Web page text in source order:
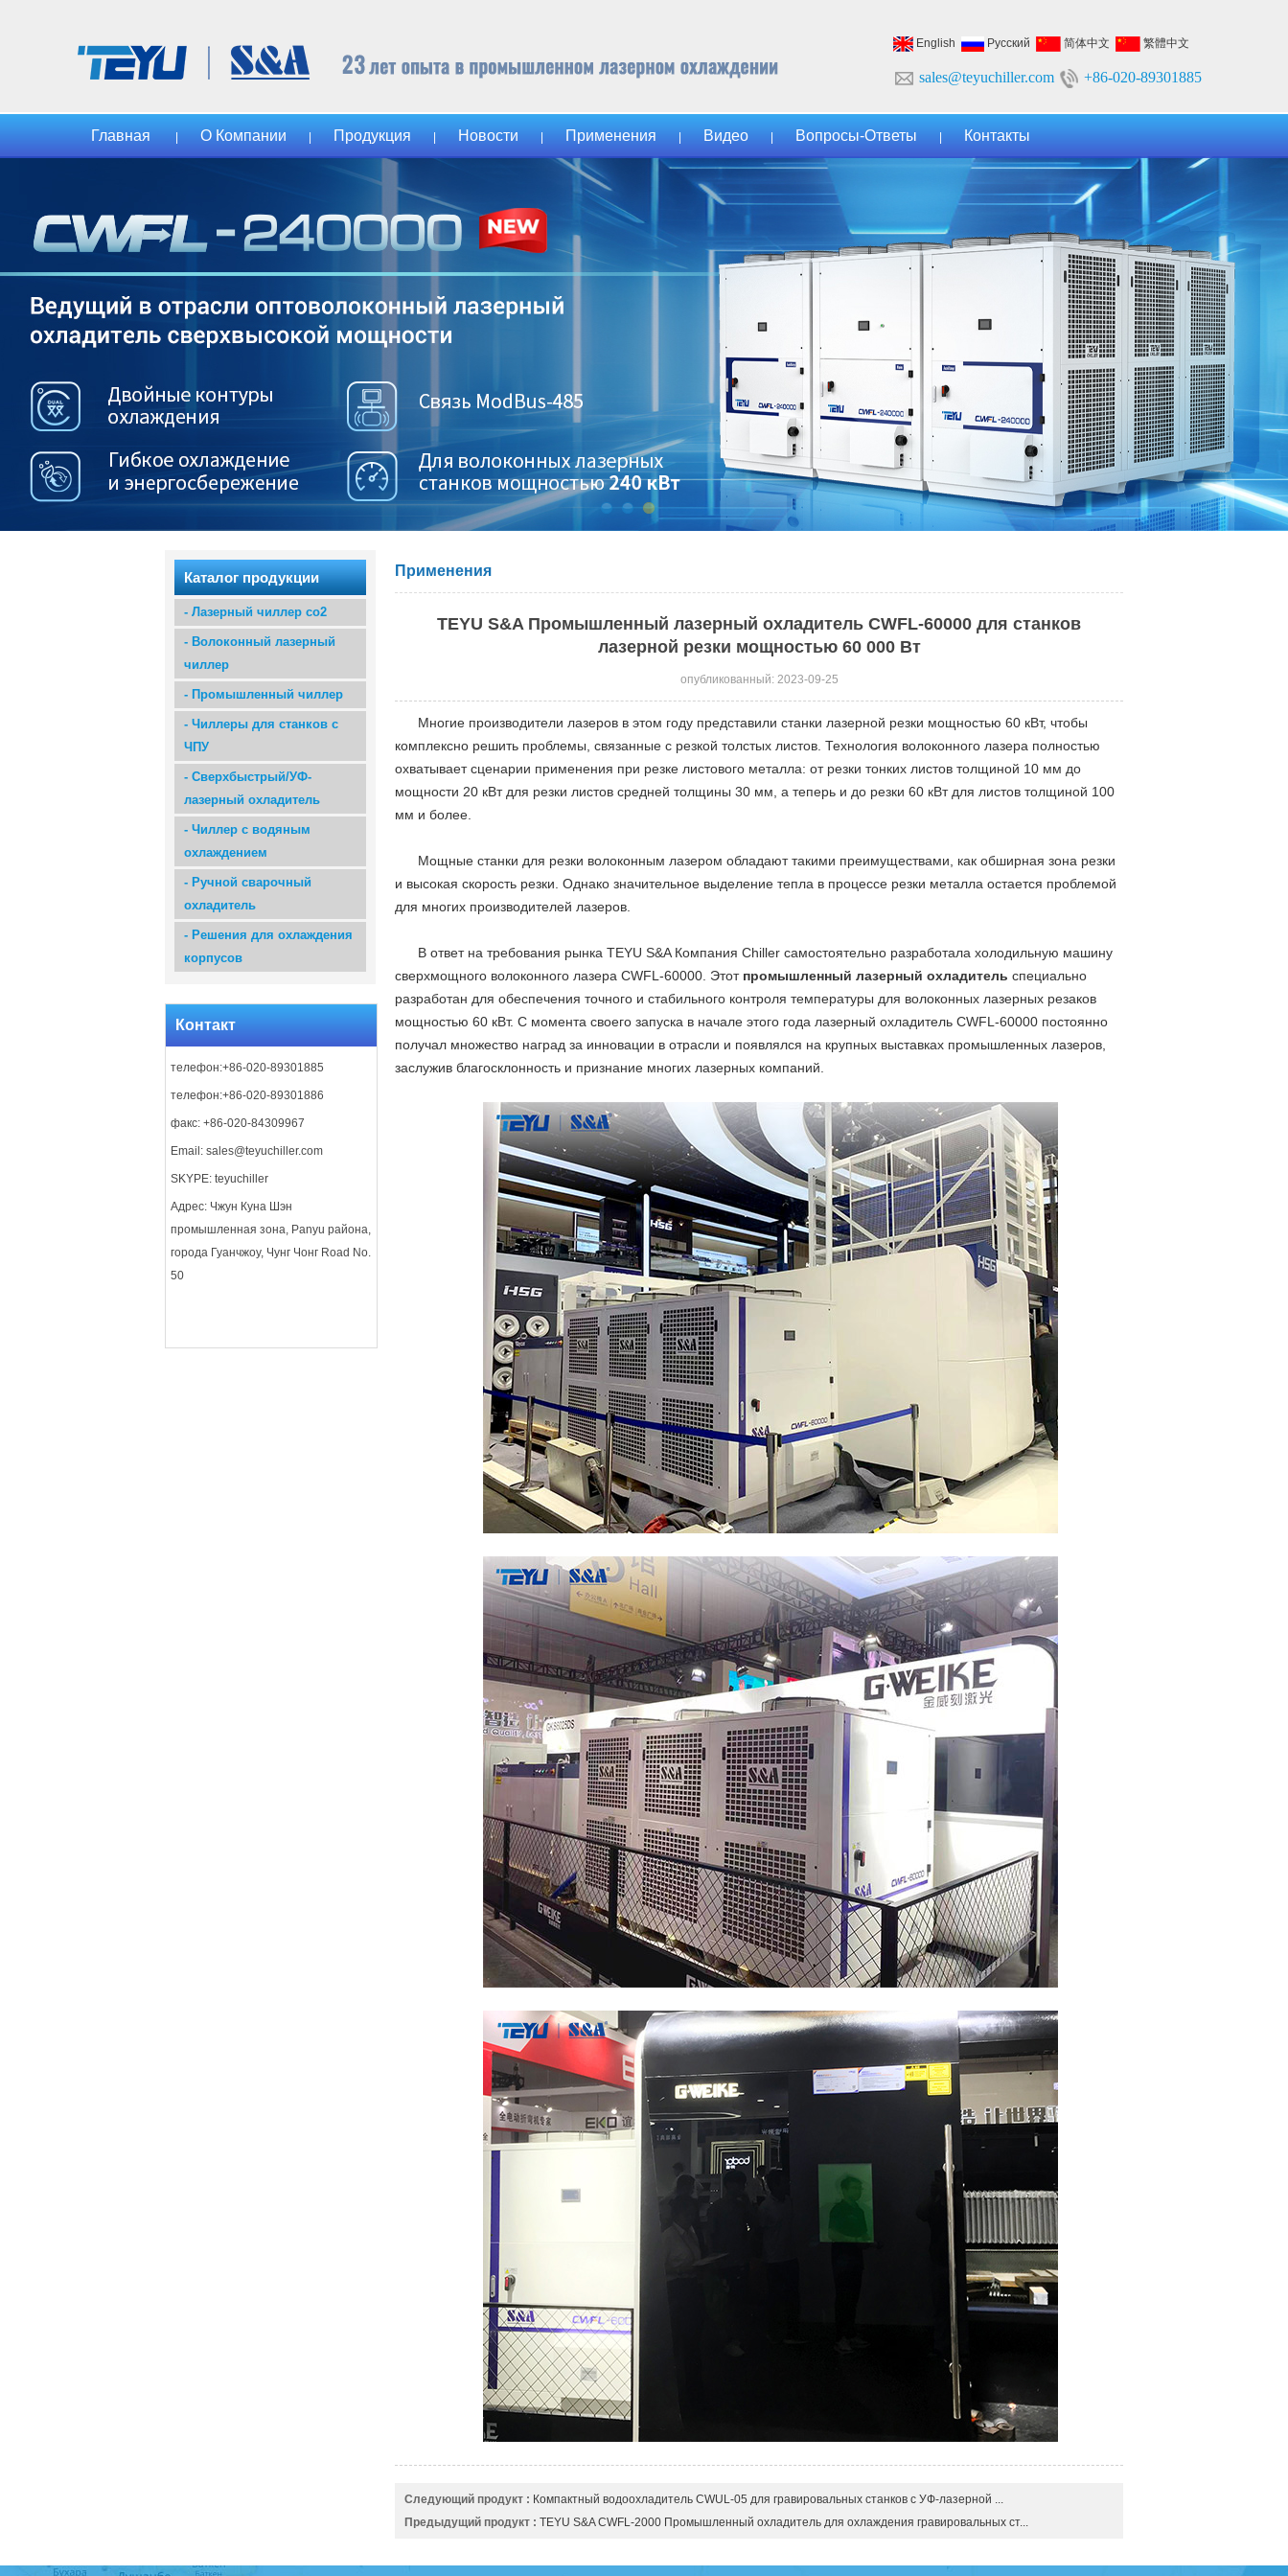
English Русский 简体中文 繁體中文
sales@teyuchiller.com +86-020-89301885
Главная О Компании Продукция Новости Применения Видео Вопросы-Ответы Контакты
Каталог продукции
- Лазерный чиллер co2
- Волоконный лазерный
чиллер
- Промышленный чиллер
- Чиллеры для станков с
ЧПУ
- Сверхбыстрый/УФ-
лазерный охладитель
- Чиллер с водяным
охлаждением
- Ручной сварочный
охладитель
- Решения для охлаждения
корпусов
Контакт
телефон:+86-020-89301885
телефон:+86-020-89301886
факс: +86-020-84309967
Email: sales@teyuchiller.com
SKYPE: teyuchiller
Адрес: Чжун Куна Шэн
промышленная зона, Panyu района,
города Гуанчжоу, Чунг Чонг Road No.
50
Применения
TEYU S&A Промышленный лазерный охладитель CWFL-60000 для станков
лазерной резки мощностью 60 000 Вт
опубликованный: 2023-09-25
Многие производители лазеров в этом году представили станки лазерной резки мощностью 60 кВт, чтобы
комплексно решить проблемы, связанные с резкой толстых листов. Технология волоконного лазера полностью
охватывает сценарии применения при резке листового металла: от резки тонких листов толщиной 10 мм до
мощности 20 кВт для резки листов средней толщины 30 мм, а теперь и до резки 60 кВт для листов толщиной 100
мм и более.
Мощные станки для резки волоконным лазером обладают такими преимуществами, как обширная зона резки
и высокая скорость резки. Однако значительное выделение тепла в процессе резки металла остается проблемой
для многих производителей лазеров.
В ответ на требования рынка TEYU S&A Компания Chiller самостоятельно разработала холодильную машину
сверхмощного волоконного лазера CWFL-60000. Этот промышленный лазерный охладитель специально
разработан для обеспечения точного и стабильного контроля температуры для волоконных лазерных резаков
мощностью 60 кВт. С момента своего запуска в начале этого года лазерный охладитель CWFL-60000 постоянно
получал множество наград за инновации в отрасли и появлялся на крупных выставках промышленных лазеров,
заслужив благосклонность и признание многих лазерных компаний.
Следующий продукт : Компактный водоохладитель CWUL-05 для гравировальных станков с УФ-лазерной ...
Предыдущий продукт : TEYU S&A CWFL-2000 Промышленный охладитель для охлаждения гравировальных ст...